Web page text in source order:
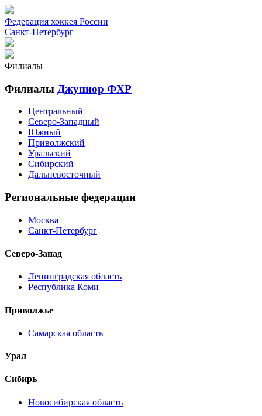
Федерация хоккея России
Санкт-Петербург
Филиалы
Филиалы Джуниор ФХР
Центральный
Северо-Западный
Южный
Приволжский
Уральский
Сибирский
Дальневосточный
Региональные федерации
Москва
Санкт-Петербург
Северо-Запад
Ленинградская область
Республика Коми
Приволжье
Самарская область
Урал
Сибирь
Новосибирская область